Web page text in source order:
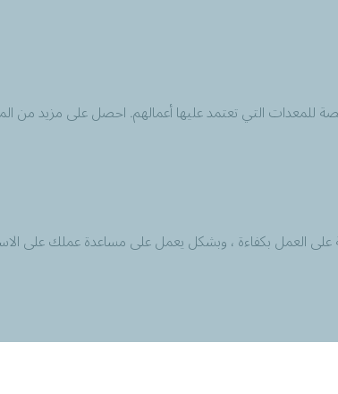
للمعدات التي تعتمد عليها أعمالهم. احصل على مزيد من
العمل بكفاءة ، وبشكل يعمل على مساعدة عملك على